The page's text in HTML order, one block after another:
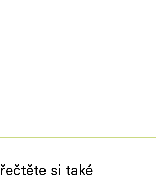
si také